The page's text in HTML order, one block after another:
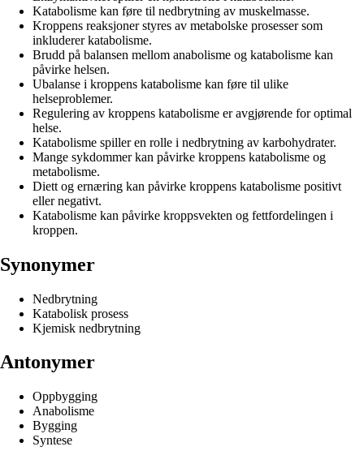
Katabolisme kan føre til nedbrytning av muskelmasse.
Kroppens reaksjoner styres av metabolske prosesser som
inkluderer katabolisme.
Brudd på balansen mellom anabolisme og katabolisme kan
påvirke helsen.
Ubalanse i kroppens katabolisme kan føre til ulike
helseproblemer.
Regulering av kroppens katabolisme er avgjørende for optimal
helse.
Katabolisme spiller en rolle i nedbrytning av karbohydrater.
Mange sykdommer kan påvirke kroppens katabolisme og
metabolisme.
Diett og ernæring kan påvirke kroppens katabolisme positivt
eller negativt.
Katabolisme kan påvirke kroppsvekten og fettfordelingen i
kroppen.
Synonymer
Nedbrytning
Katabolisk prosess
Kjemisk nedbrytning
Antonymer
Oppbygging
Anabolisme
Bygging
Syntese